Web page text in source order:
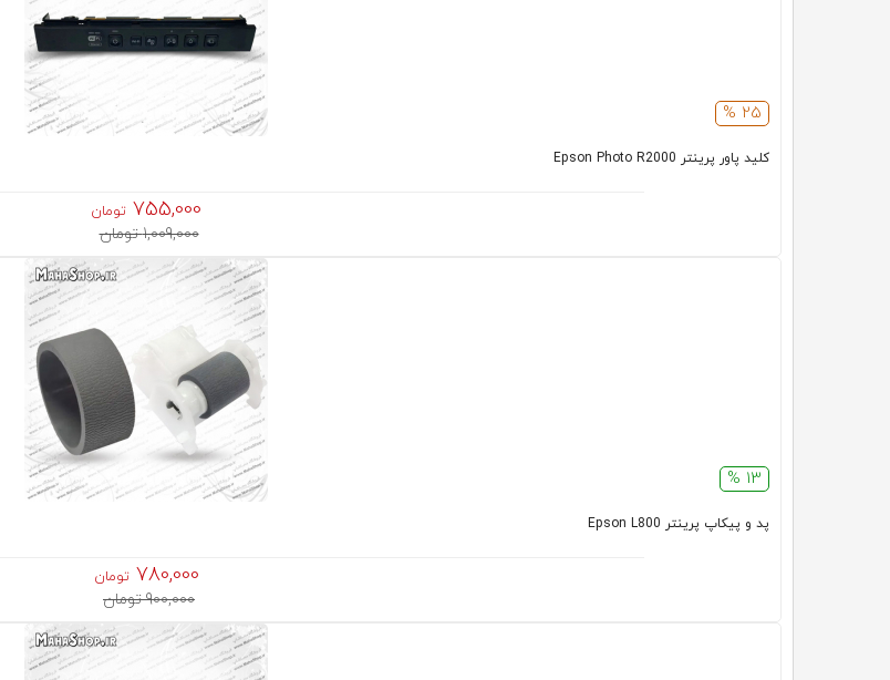
25 %
کلید پاور پرینتر Epson Photo R2000
755,000 تومان
1,009,000 تومان
13 %
پد و پیکاپ پرینتر Epson L800
780,000 تومان
900,000 تومان